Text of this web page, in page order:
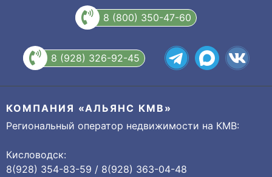
8 (800) 350-47-60
8 (928) 326-92-45
КОМПАНИЯ «АЛЬЯНС КМВ»
Региональный оператор недвижимости на КМВ:
Кисловодск:
8(928) 354-83-59 / 8(928) 363-04-48